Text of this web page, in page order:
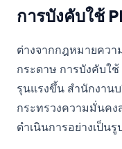
การบังคับใช้
ต่างจากกฎหมายควา
กระดาษ การบังคับใ
รุนแรงขึ้น สำนักงาน
กระทรวงความมั่นค
ดำเนินการอย่างเป็นรู